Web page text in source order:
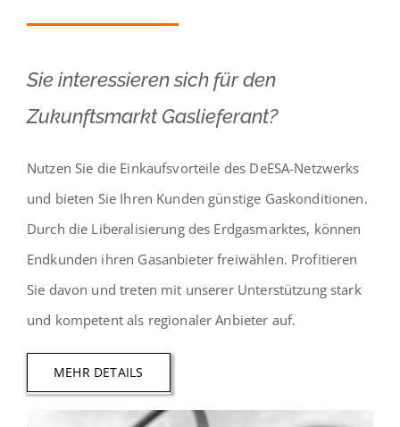
Sie interessieren sich für den
Zukunftsmarkt Gaslieferant?
Nutzen Sie die Einkaufsvorteile des DeESA-Netzwerks
und bieten Sie Ihren Kunden günstige Gaskonditionen.
Durch die Liberalisierung des Erdgasmarktes, können
Endkunden ihren Gasanbieter freiwählen. Profitieren
Sie davon und treten mit unserer Unterstützung stark
und kompetent als regionaler Anbieter auf.
MEHR DETAILS